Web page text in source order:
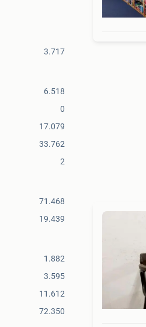
3.717
6.518
0
17.079
33.762
2
71.468
19.439
1.882
3.595
11.612
72.350